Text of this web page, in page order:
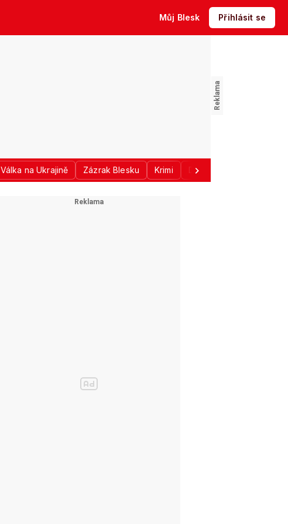
Můj Blesk Přihlásit se
Válka na Ukrajině Zázrak Blesku Krimi Donald Trump